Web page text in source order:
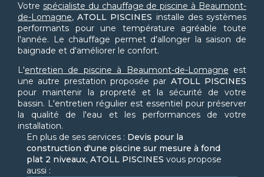
Votre spécialiste du chauffage de piscine à Beaumont-
de-Lomagne,ATOLL PISCINES installe des systèmes
performants pour une température agréable toute
l'année. Le chauffage permet d'allonger la saison de
baignade et d'améliorer le confort.
L'entretien de piscine à Beaumont-de-Lomagne est
une autre prestation proposée par ATOLL PISCINES
pour maintenir la propreté et la sécurité de votre
bassin. L'entretien régulier est essentiel pour préserver
la qualité de l'eau et les performances de votre
installation.
En plus de ses services : Devis pour la
construction d'une piscine sur mesure à fond
plat 2 niveaux, ATOLL PISCINES vous propose
aussi :